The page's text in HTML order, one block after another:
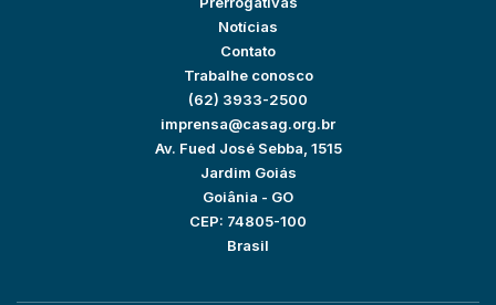
Notícias
Contato
Trabalhe conosco
(62) 3933-2500
imprensa@casag.org.br
Av. Fued José Sebba, 1515
Jardim Goiás
Goiânia - GO
CEP: 74805-100
Brasil